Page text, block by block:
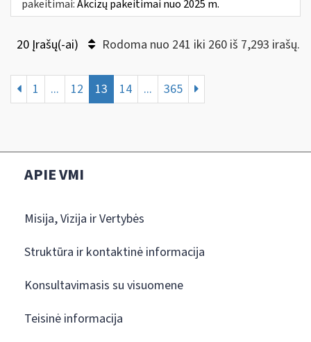
pakeitimai:Akcizų pakeitimai nuo 2025 m.
20 Įrašų(-ai) Rodoma nuo 241 iki 260 iš 7,293 irašų.
1 ... 12 13 14 ... 365
APIE VMI
Misija, Vizija ir Vertybės
Struktūra ir kontaktinė informacija
Konsultavimasis su visuomene
Teisinė informacija